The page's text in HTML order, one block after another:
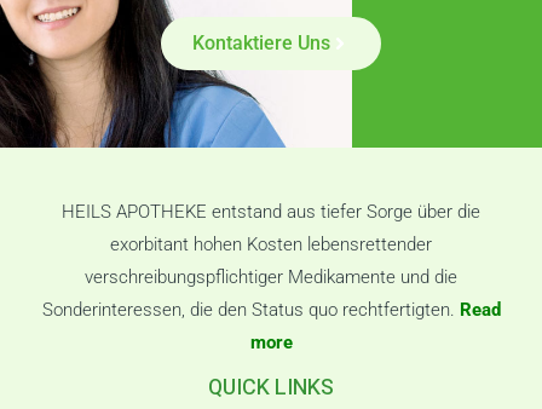
Kontaktiere Uns
HEILS APOTHEKE entstand aus tiefer Sorge über die
exorbitant hohen Kosten lebensrettender
verschreibungspflichtiger Medikamente und die
Sonderinteressen, die den Status quo rechtfertigten. Read
more
QUICK LINKS